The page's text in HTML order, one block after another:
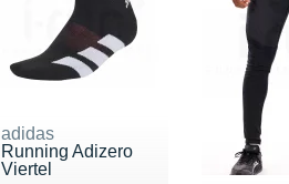
adidas
Running Adizero
Viertel